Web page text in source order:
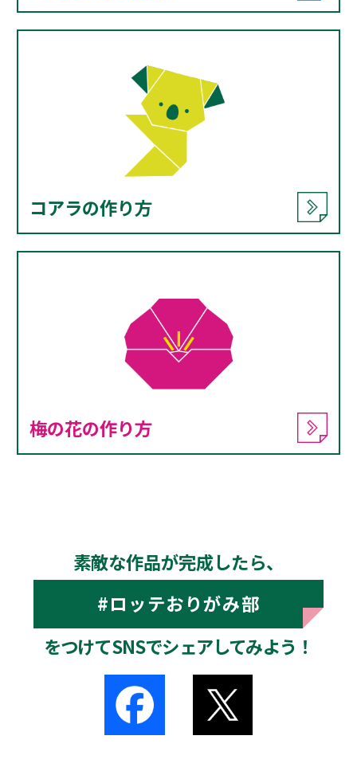
コアラの作り方
梅の花の作り方
素敵な作品が完成したら、
#ロッテおりがみ部
をつけてSNSでシェアしてみよう！